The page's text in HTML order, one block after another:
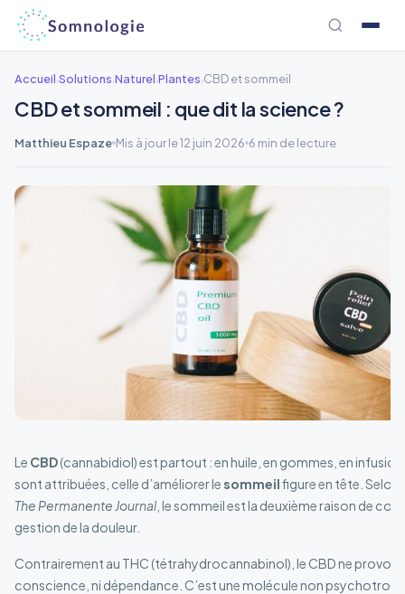
Aller
contenu
Accueil›Solutions›Naturel›Plantes›CBD et sommeil
CBD et sommeil : que dit la science ?
Matthieu Espaze Mis à jour le 12 juin 2026 6 min de lecture
Le CBD(cannabidiol) est partout : en huile, en gommes, en
sont attribuées, celle d’améliorer le sommeilfigure en tête. Selon
The Permanente Journal , le sommeil est la deuxième raison de
gestion de la douleur.
Contrairement au THC (tétrahydrocannabinol), le CBD ne
conscience, ni dépendance. C’est une molécule non